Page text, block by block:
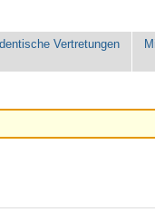
Vertretungen